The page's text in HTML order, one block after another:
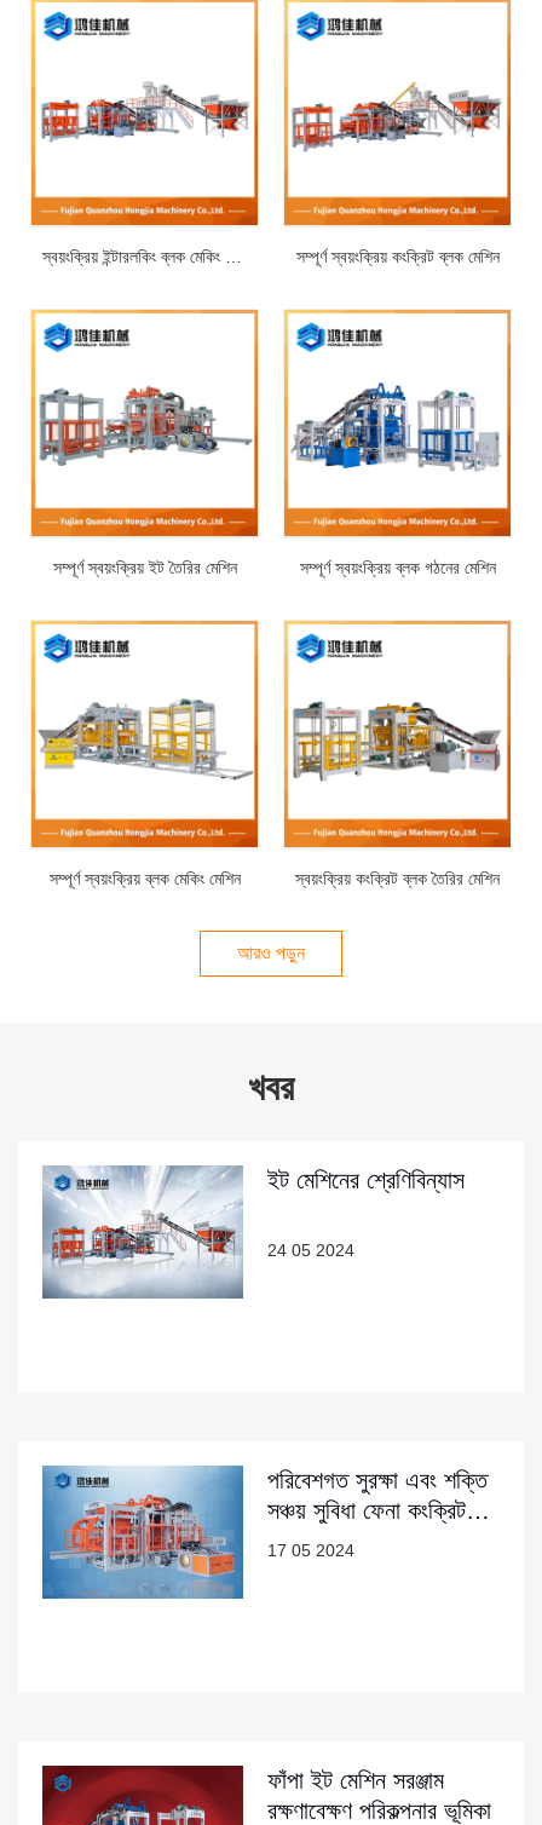
সম্পূর্ণ স্বয়ংক্রিয় কংক্রিট ব্লক মেশিন
সম্পূর্ণ স্বয়ংক্রিয় ইট তৈরির মেশিন সম্পূর্ণ স্বয়ংক্রিয় ব্লক গঠনের মেশিন
সম্পূর্ণ স্বয়ংক্রিয় ব্লক মেকিং মেশিন স্বয়ংক্রিয় কংক্রিট ব্লক তৈরির মেশিন
আরও পড়ুন
খবর
ইট মেশিনের শ্রেণিবিন্যাস
24 05 2024
পরিবেশগত সুরক্ষা এবং শক্তি
সঞ্চয় সুবিধা ফেনা কংক্রিট
ব্লক ইট
17 05 2024
ফাঁপা ইট মেশিন সরঞ্জাম
রক্ষণাবেক্ষণ পরিকল্পনার ভূমিকা